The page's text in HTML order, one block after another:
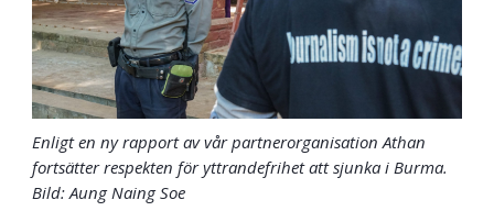
Enligt en ny rapport av vår partnerorganisation Athan
fortsätter respekten för yttrandefrihet att sjunka i Burma.
Bild: Aung Naing Soe